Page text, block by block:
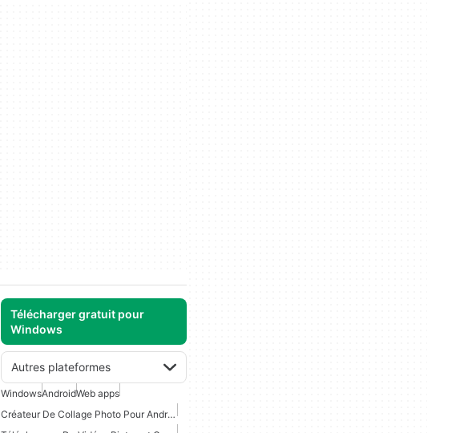
Télécharger gratuit pour
Windows
Autres plateformes
WindowsAndroidWeb apps
Créateur De Collage Photo Pour Android